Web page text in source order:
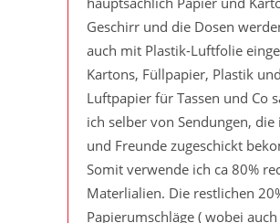
Geschirr und die Dosen
auch mit Plastik-Luftfolie
Kartons, Füllpapier, Plastik und
Luftpapier für Tassen und Co
ich selber von Sendungen, die
und Freunde zugeschickt
Somit verwende ich ca 80%
Materlialien. Die restlichen
Papierumschläge ( wobei